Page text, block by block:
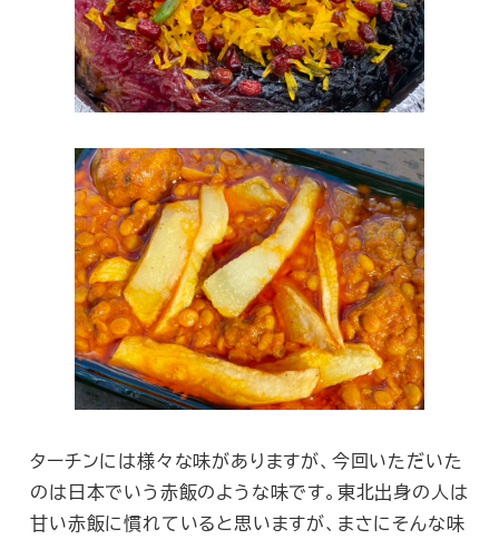
ターチンには様々な味がありますが、今回いただいた
のは日本でいう赤飯のような味です。東北出身の人は
甘い赤飯に慣れていると思いますが、まさにそんな味